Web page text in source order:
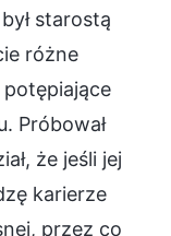
starostą
różne
potępiające
Próbował
że jeśli jej
karierze
przez co